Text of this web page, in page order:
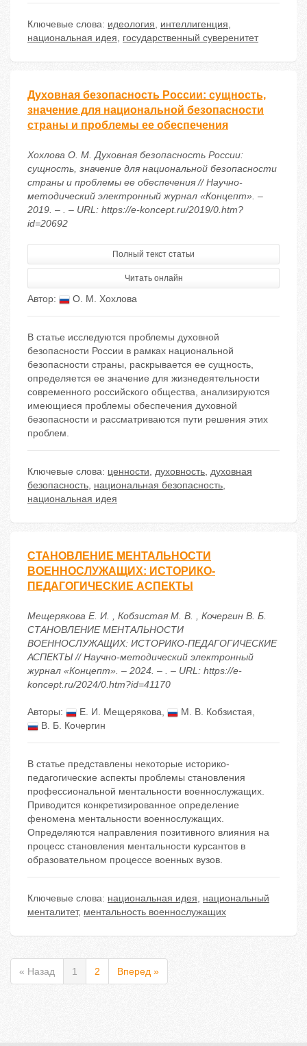
Ключевые слова: идеология, интеллигенция,
национальная идея, государственный суверенитет
Духовная безопасность России: сущность,
значение для национальной безопасности
страны и проблемы ее обеспечения
Хохлова О. М. Духовная безопасность России:
сущность, значение для национальной безопасности
страны и проблемы ее обеспечения // Научно-
методический электронный журнал «Концепт». –
2019. – . – URL: https://e-koncept.ru/2019/0.htm?
id=20692
Полный текст статьи
Читать онлайн
Автор: О. М. Хохлова
В статье исследуются проблемы духовной
безопасности России в рамках национальной
безопасности страны, раскрывается ее сущность,
определяется ее значение для жизнедеятельности
современного российского общества, анализируются
имеющиеся проблемы обеспечения духовной
безопасности и рассматриваются пути решения этих
проблем.
Ключевые слова: ценности, духовность, духовная
безопасность, национальная безопасность,
национальная идея
СТАНОВЛЕНИЕ МЕНТАЛЬНОСТИ
ВОЕННОСЛУЖАЩИХ: ИСТОРИКО-
ПЕДАГОГИЧЕСКИЕ АСПЕКТЫ
Мещерякова Е. И. , Кобзистая М. В. , Кочергин В. Б.
СТАНОВЛЕНИЕ МЕНТАЛЬНОСТИ
ВОЕННОСЛУЖАЩИХ: ИСТОРИКО-ПЕДАГОГИЧЕСКИЕ
АСПЕКТЫ // Научно-методический электронный
журнал «Концепт». – 2024. – . – URL: https://e-
koncept.ru/2024/0.htm?id=41170
Авторы: Е. И. Мещерякова, М. В. Кобзистая,
В. Б. Кочергин
В статье представлены некоторые историко-
педагогические аспекты проблемы становления
профессиональной ментальности военнослужащих.
Приводится конкретизированное определение
феномена ментальности военнослужащих.
Определяются направления позитивного влияния на
процесс становления ментальности курсантов в
образовательном процессе военных вузов.
Ключевые слова: национальная идея, национальный
менталитет, ментальность военнослужащих
« Назад 1 2 Вперед »